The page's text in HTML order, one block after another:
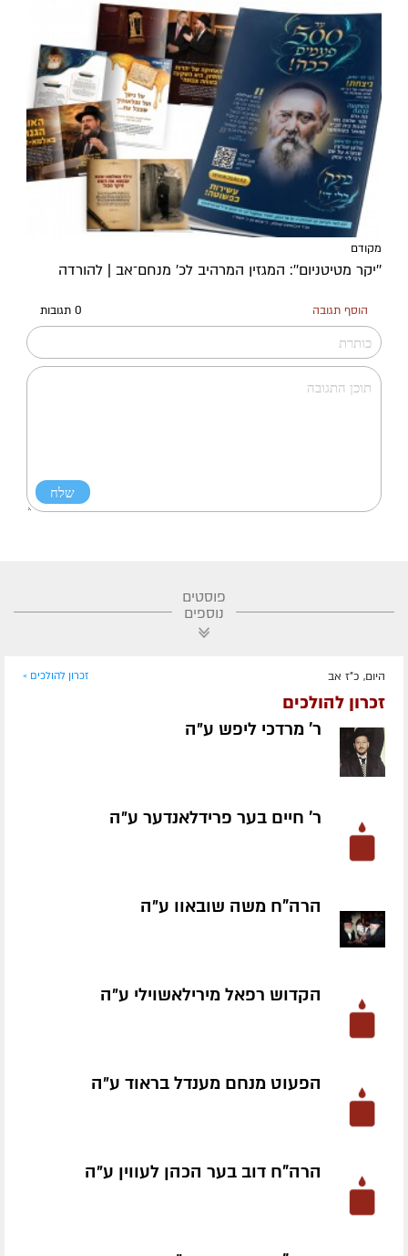
מקודם
''יקר מטיטניום'': המגזין המרהיב לכ’ מנחם־אב | להורדה
הוסף תגובה 0 תגובות
פוסטים
נוספים
היום, כ"ז אב זכרון להולכים »
זכרון להולכים
ר' מרדכי ליפש ע״ה
ר' חיים בער פרידלאנדער ע״ה
הרה"ח משה שובאוו ע״ה
הקדוש רפאל מירילאשוילי ע״ה
הפעוט מנחם מענדל בראוד ע״ה
הרה"ח דוב בער הכהן לעווין ע״ה